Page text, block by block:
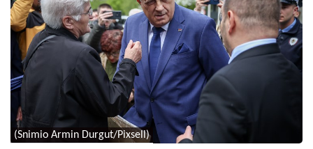
(Snimio Armin Durgut/Pixsell)